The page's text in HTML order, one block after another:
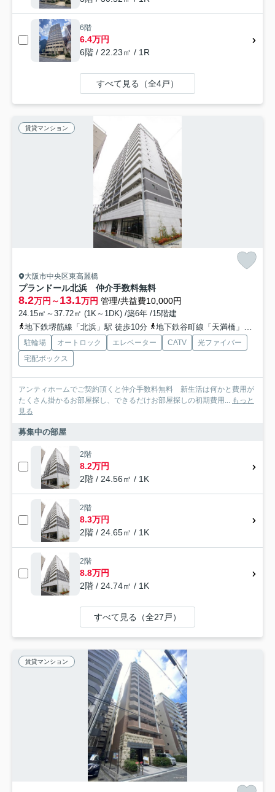
6階
6.4万円
6階 / 22.23㎡ / 1R
すべて見る（全4戸）
賃貸マンション
大阪市中央区東高麗橋
プランドール北浜 仲介手数料無料
8.2万円～13.1万円 管理/共益費10,000円
24.15㎡～37.72㎡ (1K～1DK) /築6年 /15階建
地下鉄堺筋線「北浜」駅 徒歩10分
地下鉄谷町線「天満橋」駅 徒歩11分
駐輪場 オートロック エレベーター CATV
光ファイバー
宅配ボックス
アンティホームでご契約頂くと仲介手数料無料 新生活は何かと費用が
たくさん掛かるお部屋探し、できるだけお部屋探しの初期費用...
もっと
見る
募集中の部屋
2階
8.2万円
2階 / 24.56㎡ / 1K
2階
8.3万円
2階 / 24.65㎡ / 1K
2階
8.8万円
2階 / 24.74㎡ / 1K
すべて見る（全27戸）
賃貸マンション